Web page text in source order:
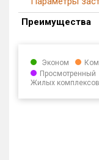
Преимущества
Эконом
Просмотренный
Жилых